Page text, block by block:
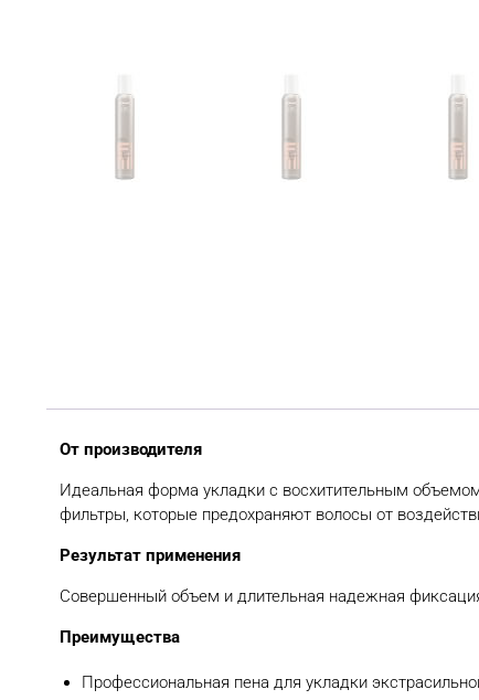
От производителя
Идеальная форма укладки с восхитительным
фильтры, которые предохраняют волосы от
Результат применения
Совершенный объем и длительная надежная
Преимущества
Профессиональная пена для укладки